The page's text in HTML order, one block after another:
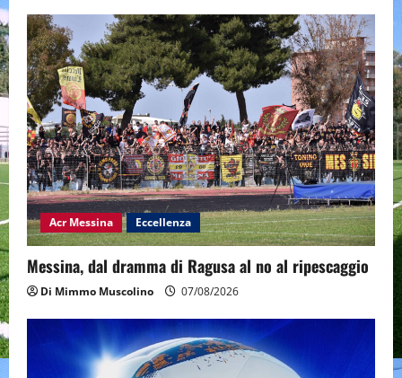
Acr Messina Eccellenza
Messina, dal dramma di Ragusa al no al ripescaggio
Di Mimmo Muscolino 07/08/2026